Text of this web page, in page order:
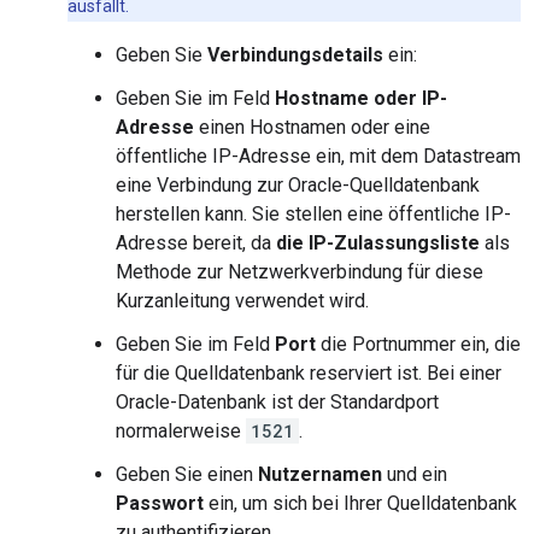
ausfällt.
Geben Sie Verbindungsdetails ein:
Geben Sie im Feld Hostname oder IP-
Adresse einen Hostnamen oder eine
öffentliche IP-Adresse ein, mit dem Datastream
eine Verbindung zur Oracle-Quelldatenbank
herstellen kann. Sie stellen eine öffentliche IP-
Adresse bereit, da die IP-Zulassungsliste als
Methode zur Netzwerkverbindung für diese
Kurzanleitung verwendet wird.
Geben Sie im Feld Port die Portnummer ein, die
für die Quelldatenbank reserviert ist. Bei einer
Oracle-Datenbank ist der Standardport
normalerweise 1521 .
Geben Sie einen Nutzernamen und ein
Passwort ein, um sich bei Ihrer Quelldatenbank